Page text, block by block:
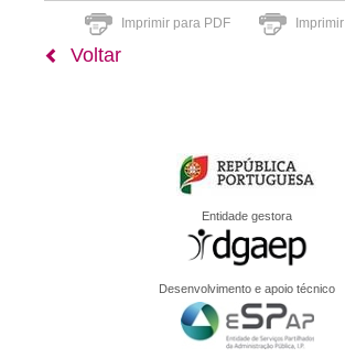
Imprimir para PDF Imprimir
Voltar
Entidade gestora
Desenvolvimento e apoio técnico